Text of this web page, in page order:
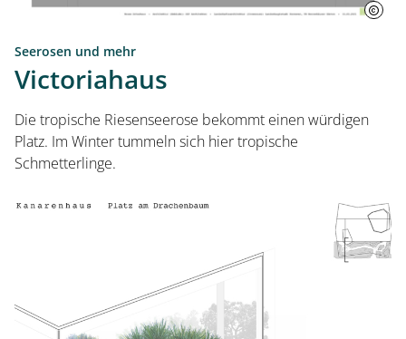
Seerosen und mehr
Victoriahaus
Die tropische Riesenseerose bekommt einen würdigen
Platz. Im Winter tummeln sich hier tropische
Schmetterlinge.